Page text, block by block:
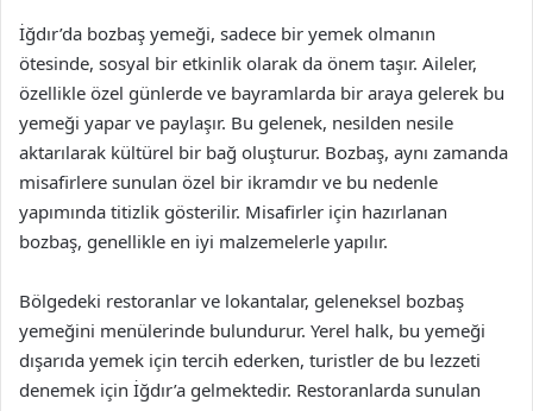
İğdır’da bozbaş yemeği, sadece bir yemek olmanın
ötesinde, sosyal bir etkinlik olarak da önem taşır. Aileler,
özellikle özel günlerde ve bayramlarda bir araya gelerek bu
yemeği yapar ve paylaşır. Bu gelenek, nesilden nesile
aktarılarak kültürel bir bağ oluşturur. Bozbaş, aynı zamanda
misafirlere sunulan özel bir ikramdır ve bu nedenle
yapımında titizlik gösterilir. Misafirler için hazırlanan
bozbaş, genellikle en iyi malzemelerle yapılır.
Bölgedeki restoranlar ve lokantalar, geleneksel bozbaş
yemeğini menülerinde bulundurur. Yerel halk, bu yemeği
dışarıda yemek için tercih ederken, turistler de bu lezzeti
denemek için İğdır’a gelmektedir. Restoranlarda sunulan